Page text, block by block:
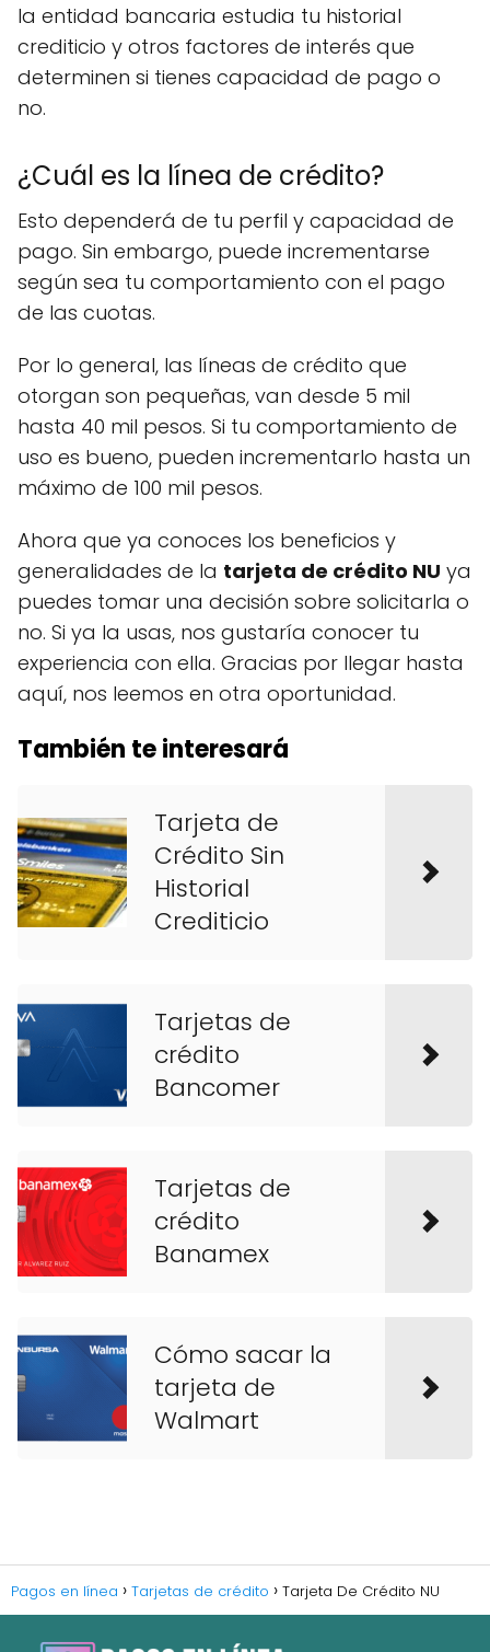
la entidad bancaria estudia tu historial
crediticio y otros factores de interés que
determinen si tienes capacidad de pago o
no.
¿Cuál es la línea de crédito?
Esto dependerá de tu perfil y capacidad de
pago. Sin embargo, puede incrementarse
según sea tu comportamiento con el pago
de las cuotas.
Por lo general, las líneas de crédito que
otorgan son pequeñas, van desde 5 mil
hasta 40 mil pesos. Si tu comportamiento de
uso es bueno, pueden incrementarlo hasta un
máximo de 100 mil pesos.
Ahora que ya conoces los beneficios y
generalidades de la tarjeta de crédito NU ya
puedes tomar una decisión sobre solicitarla o
no. Si ya la usas, nos gustaría conocer tu
experiencia con ella. Gracias por llegar hasta
aquí, nos leemos en otra oportunidad.
También te interesará
Tarjeta de
Crédito Sin
Historial
Crediticio
Tarjetas de
crédito
Bancomer
Tarjetas de
crédito
Banamex
Cómo sacar la
tarjeta de
Walmart
Pagos en línea Tarjetas de crédito Tarjeta De Crédito NU